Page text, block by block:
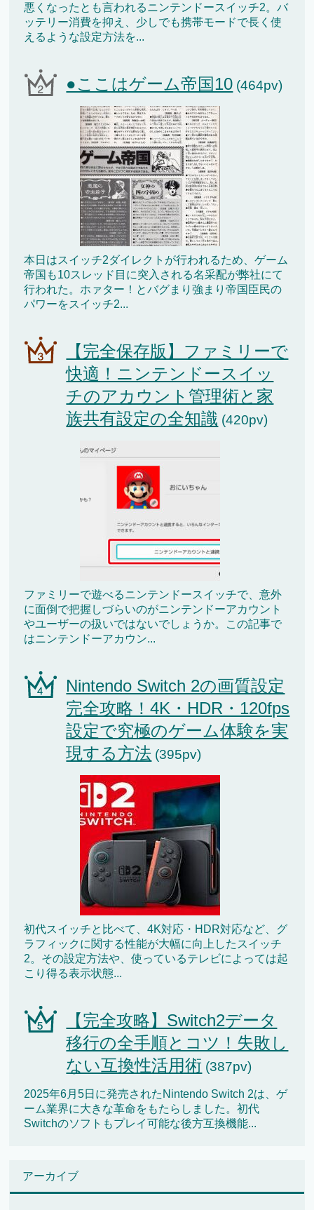
悪くなったとも言われるニンテンドースイッチ2。バ
ッテリー消費を抑え、少しでも携帯モードで長く使
えるような設定方法を...
●ここはゲーム帝国10 (464pv)
本日はスイッチ2ダイレクトが行われるため、ゲーム
帝国も10スレッド目に突入される名采配が弊社にて
行われた。ホァター！とバグまり強まり帝国臣民の
パワーをスイッチ2...
【完全保存版】ファミリーで
快適！ニンテンドースイッ
チのアカウント管理術と家
族共有設定の全知識 (420pv)
ファミリーで遊べるニンテンドースイッチで、意外
に面倒で把握しづらいのがニンテンドーアカウント
やユーザーの扱いではないでしょうか。この記事で
はニンテンドーアカウン...
Nintendo Switch 2の画質設定
完全攻略！4K・HDR・120fps
設定で究極のゲーム体験を実
現する方法 (395pv)
初代スイッチと比べて、4K対応・HDR対応など、グ
ラフィックに関する性能が大幅に向上したスイッチ
2。その設定方法や、使っているテレビによっては起
こり得る表示状態...
【完全攻略】Switch2データ
移行の全手順とコツ！失敗し
ない互換性活用術 (387pv)
2025年6月5日に発売されたNintendo Switch 2は、ゲ
ーム業界に大きな革命をもたらしました。初代
Switchのソフトもプレイ可能な後方互換機能...
アーカイブ